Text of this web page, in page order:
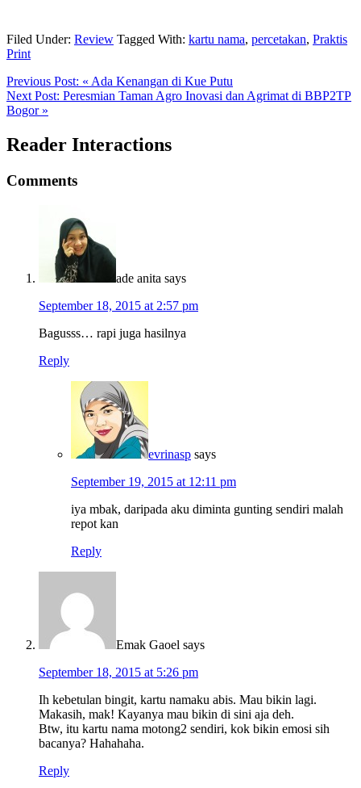
Filed Under: Review Tagged With: kartu nama, percetakan, Praktis
Print
Previous Post: « Ada Kenangan di Kue Putu
Next Post: Peresmian Taman Agro Inovasi dan Agrimat di BBP2TP
Bogor »
Reader Interactions
Comments
ade anita says
September 18, 2015 at 2:57 pm
Bagusss… rapi juga hasilnya
Reply
evrinasp says
September 19, 2015 at 12:11 pm
iya mbak, daripada aku diminta gunting sendiri malah
repot kan
Reply
Emak Gaoel says
September 18, 2015 at 5:26 pm
Ih kebetulan bingit, kartu namaku abis. Mau bikin lagi.
Makasih, mak! Kayanya mau bikin di sini aja deh.
Btw, itu kartu nama motong2 sendiri, kok bikin emosi sih
bacanya? Hahahaha.
Reply